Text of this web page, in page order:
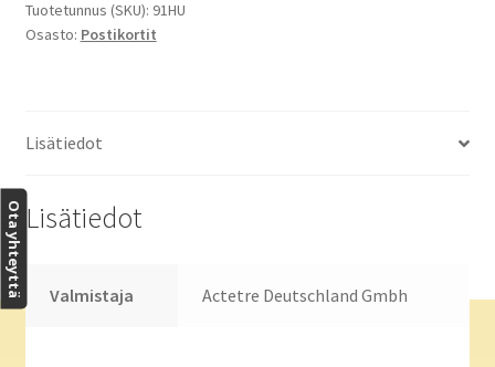
Tuotetunnus (SKU): 91HU
Osasto: Postikortit
Lisätiedot
Lisätiedot
Valmistaja Actetre Deutschland Gmbh
Ota yhteyttä